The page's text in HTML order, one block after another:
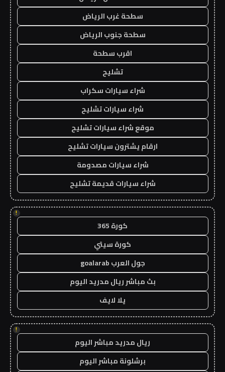
سطحة غرب الرياض
سطحة جنوب الرياض
اقرب سطحة
تشليح
شراء سيارات سكراب
شراء سيارات تشليح
موقع شراء سيارات تشليح
ارقام يشترون سيارات تشليح
شراء سيارات مصدومة
شراء سيارات قديمة تشليح
!
كورة 365
كورة سيتي
جول العرب goalarab
بث مباشر ريال مدريد اليوم
يلا لايف
!
ريال مدريد مباشر اليوم
برشلونة مباشر اليوم